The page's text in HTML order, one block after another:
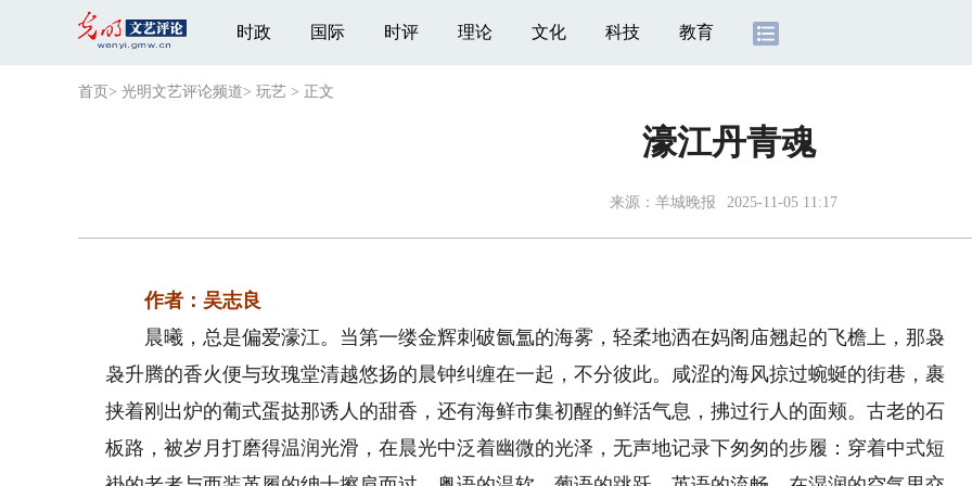
时政 国际 时评 理论 文化 科技 教育
首页 > 光明文艺评论频道> 玩艺 > 正文
濠江丹青魂
来源： 羊城晚报 2025-11-05 11:17
作者：吴志良
晨曦，总是偏爱濠江。当第一缕金辉刺破氤氲的海雾，轻柔地洒在妈阁庙翘起的飞檐上，那袅
袅升腾的香火便与玫瑰堂清越悠扬的晨钟纠缠在一起，不分彼此。咸涩的海风掠过蜿蜒的街巷，裹
挟着刚出炉的葡式蛋挞那诱人的甜香，还有海鲜市集初醒的鲜活气息，拂过行人的面颊。古老的石
板路，被岁月打磨得温润光滑，在晨光中泛着幽微的光泽，无声地记录下匆匆的步履：穿着中式短